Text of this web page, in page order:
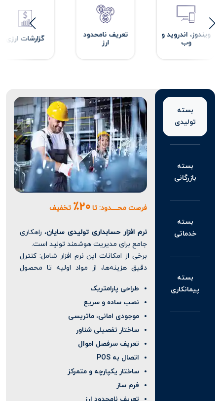
ویندوز، اندروید و
وب
تعریف نامحدود
ارز
گزارشات ارزی
بسته
تولیدی
بسته
بازرگانی
بسته
خدماتی
بسته
پیمانکاری
فرصت محــــدود: تا ۲۰٪ تخفیف
نرم افزار حسابداری تولیدی سایان، راهکاری
جامع برای مدیریت هوشمند تولید است.
برخی از امکانات این نرم افزار شامل: کنترل
دقیق هزینه‌ها، از مواد اولیه تا محصول
کلیک ساده،محاسبه آنی بهای تمام شده
محصولات، مدیریت یکپارچه بودجه،
مالیات، موجودی وفروش.
ویژگی‌های منحصر به فرد
شامل: قابلیت شخصی‌سازی برای هر
نوع تولیدی، انعطاف‌پذیری بالا برای
پاسخگویی به نیازهای پیچیده، یکپارچگی
کامل فرآیندهای تولید و
حسابداری، گزارش‌های تحلیلی پیشرفته برای
تصمیم‌گیری بهتر و پشتیبانی از کارگاه‌های
طراحی پارامتریک
نصب ساده و سریع
موجودی امانی، ماتریسی
ساختار تفصیلی شناور
تعریف سرفصل اموال
اتصال به POS
ساختار یکپارچه و متمرکز
فرم ساز
تعریف نامحدود ارز